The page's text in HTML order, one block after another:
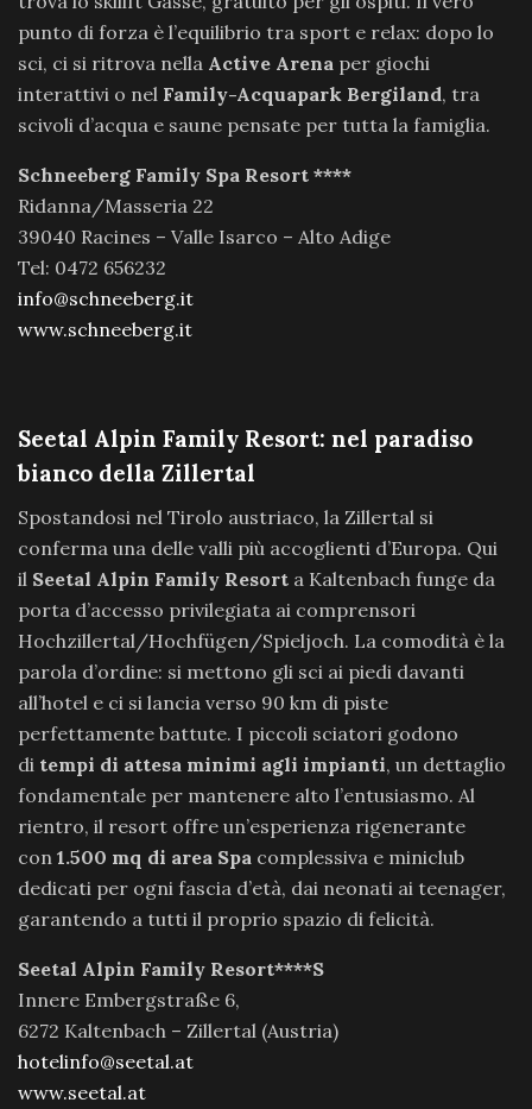
punto di forza è l’equilibrio tra sport e relax: dopo lo
sci, ci si ritrova nella Active Arena per giochi
interattivi o nel Family-Acquapark Bergiland, tra
scivoli d’acqua e saune pensate per tutta la famiglia.
Schneeberg Family Spa Resort ****
Ridanna/Masseria 22
39040 Racines – Valle Isarco – Alto Adige
Tel: 0472 656232
info@schneeberg.it
www.schneeberg.it
Seetal Alpin Family Resort: nel paradiso
bianco della Zillertal
Spostandosi nel Tirolo austriaco, la Zillertal si
conferma una delle valli più accoglienti d’Europa. Qui
il Seetal Alpin Family Resort a Kaltenbach funge da
porta d’accesso privilegiata ai comprensori
Hochzillertal/Hochfügen/Spieljoch. La comodità è la
parola d’ordine: si mettono gli sci ai piedi davanti
all’hotel e ci si lancia verso 90 km di piste
perfettamente battute. I piccoli sciatori godono
di tempi di attesa minimi agli impianti, un dettaglio
fondamentale per mantenere alto l’entusiasmo. Al
rientro, il resort offre un’esperienza rigenerante
con 1.500 mq di area Spa complessiva e miniclub
dedicati per ogni fascia d’età, dai neonati ai teenager,
garantendo a tutti il proprio spazio di felicità.
Seetal Alpin Family Resort****S
Innere Embergstraße 6,
6272 Kaltenbach – Zillertal (Austria)
hotelinfo@seetal.at
www.seetal.at